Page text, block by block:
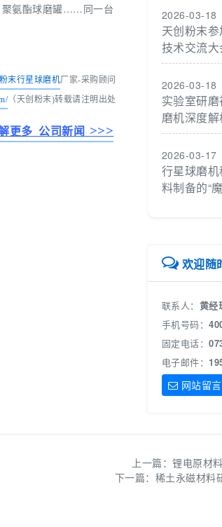
聚氨酯球磨罐……同一台
末行星球磨机厂家-采购顾问
（天创粉末)转载请注明出处
更多 公司新闻 >>>
2026-03-18
天创粉末
技术交流大
2026-03-18
实验室研
磨机深度解
2026-03-17
行星球磨
料制备的“
欢迎随
联系人： 黄经
手机号码：
固定电话：
电子邮件：
网站留言
上一篇：锂电原材
下一篇： 稀土永磁材料